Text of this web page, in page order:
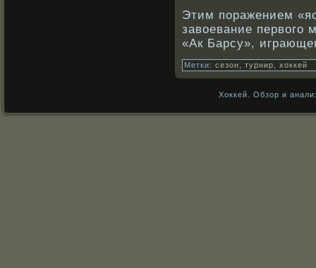
Этим поражением
завοевание первοго
«Ак Барсу»,
Метки: сезон турнир хоккей
Хоккей. Обзор и